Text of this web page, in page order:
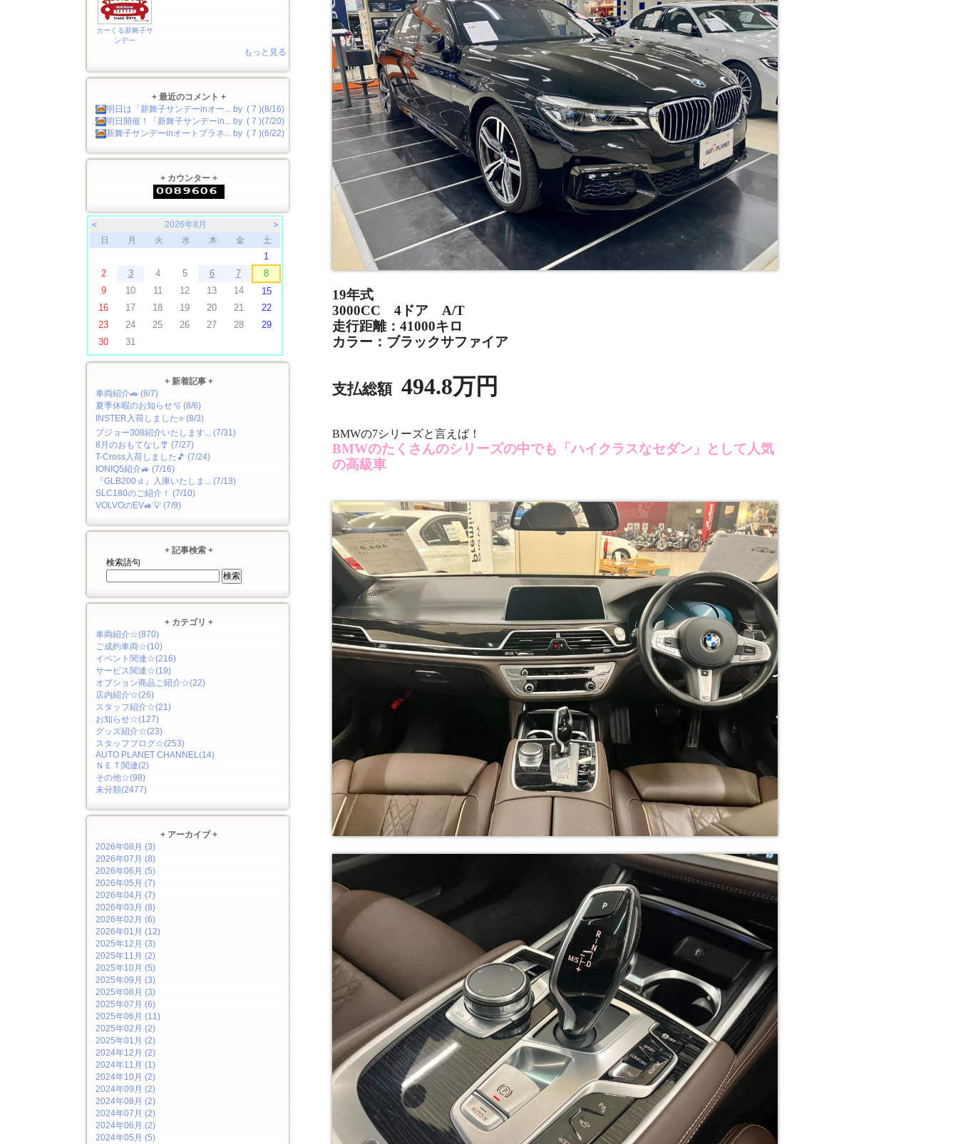
カーくる新舞子サ
ンデー
もっと見る
+ 最近のコメント +
明日は「新舞子サンデーinオー... by ( 7 )(8/16)
明日開催！「新舞子サンデーin... by ( 7 )(7/20)
新舞子サンデーinオートプラネ... by ( 7 )(6/22)
+ カウンター +
＜ 2026年8月
＞
日
月 火 水 木 金 土
1
2
3 4 5 6 7
8
9
10 11 12 13 14
15
16
17 18 19 20 21
22
23
24 25 26 27 28
29
30
31
+ 新着記事 +
車両紹介🚗 (8/7)
夏季休暇のお知らせ🫧 (8/6)
INSTER入荷しました⭐ (8/3)
プジョー308紹介いたします... (7/31)
8月のおもてなし🎐 (7/27)
T-Cross入荷しました🎵 (7/24)
IONIQ5紹介🚙 (7/16)
『GLB200ｄ』入庫いたしま... (7/13)
SLC180のご紹介！ (7/10)
VOLVOのEV🚙💡 (7/9)
+ 記事検索 +
検索語句
+ カテゴリ +
車両紹介☆(870)
ご成約車両☆(10)
イベント関連☆(216)
サービス関連☆(19)
オプション商品ご紹介☆(22)
店内紹介☆(26)
スタッフ紹介☆(21)
お知らせ☆(127)
グッズ紹介☆(23)
スタッフブログ☆(253)
AUTO PLANET CHANNEL(14)
ＮＥＴ関連(2)
その他☆(98)
未分類(2477)
+ アーカイブ +
2026年08月 (3)
2026年07月 (8)
2026年06月 (5)
2026年05月 (7)
2026年04月 (7)
2026年03月 (8)
2026年02月 (6)
2026年01月 (12)
2025年12月 (3)
2025年11月 (2)
2025年10月 (5)
2025年09月 (3)
2025年08月 (3)
2025年07月 (6)
2025年06月 (11)
2025年02月 (2)
2025年01月 (2)
2024年12月 (2)
2024年11月 (1)
2024年10月 (2)
2024年09月 (2)
2024年08月 (2)
2024年07月 (2)
2024年06月 (2)
2024年05月 (5)
19年式
3000CC 4ドア A/T
走行距離：41000キロ
カラー：ブラックサファイア
支払総額 494.8万円
BMWの7シリーズと言えば！
BMWのたくさんのシリーズの中でも「ハイクラスなセダン」として人気
の高級車